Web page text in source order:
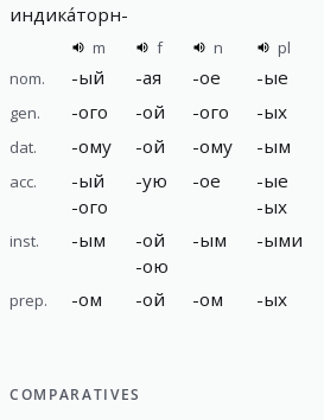
индика́торн-
m f n
pl
nom.
-ый -ая -ое -ые
gen. -ого -ой -ого -ых
dat. -ому -ой -ому -ым
acc. -ый
-ого
-ую -ое -ые
-ых
inst. -ым -ой
-ою
-ым -ыми
prep. -ом -ой -ом -ых
COMPARATIVES